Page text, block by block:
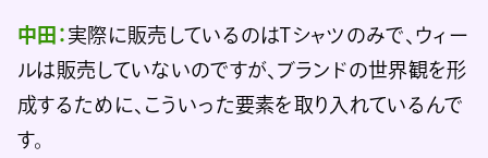
中田： 実際に販売しているのはTシャツのみで、ウィー
ルは販売していないのですが、ブランドの世界観を形
成するために、こういった要素を取り入れているんで
す。